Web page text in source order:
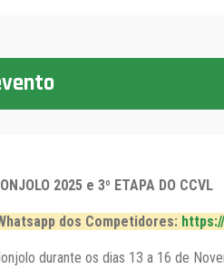
2025 e 3º ETAPA DO CCVL
dos Competidores:
durante os dias 13 a 16 de